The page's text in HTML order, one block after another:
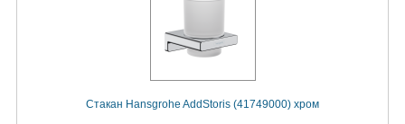
Стакан Hansgrohe AddStoris (41749000) хром